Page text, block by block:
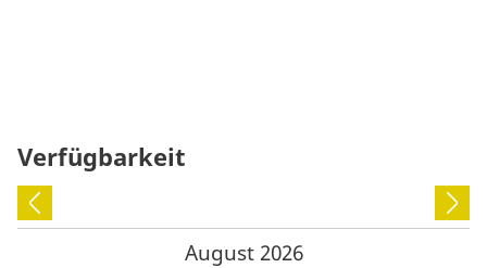
Verfügbarkeit
August 2026